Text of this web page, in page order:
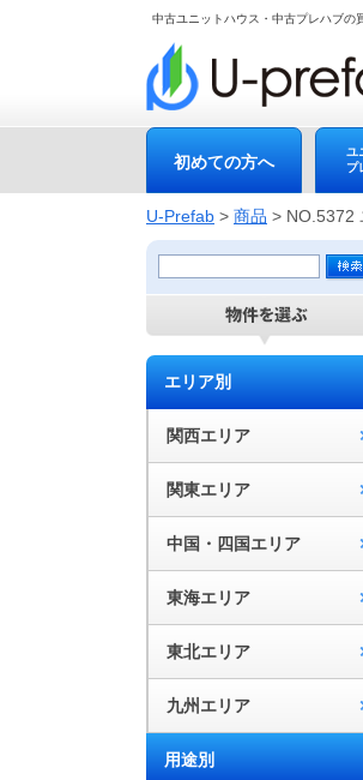
中古ユニットハウス・中古プレハブの
初めての方へ
ユ
プ
U-Prefab > 商品 > NO.5372
エリア別
関西エリア
関東エリア
中国・四国エリア
東海エリア
東北エリア
九州エリア
用途別